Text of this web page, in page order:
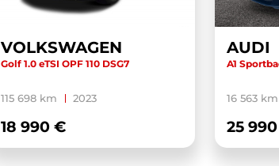
VOLKSWAGEN
Golf 1.0 eTSI OPF 110 DSG7
115 698 km 2023
18 990 €
AUDI
A1
16 563 km
25